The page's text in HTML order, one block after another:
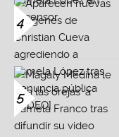
4
5